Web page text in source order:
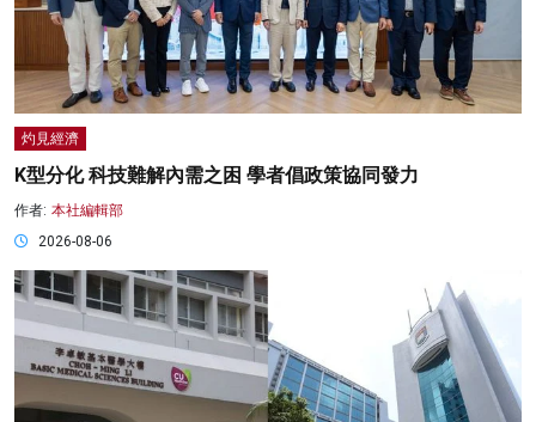
灼見經濟
K型分化 科技難解內需之困 學者倡政策協同發力
作者: 本社編輯部
2026-08-06